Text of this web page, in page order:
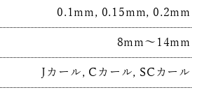
0.1mm, 0.15mm, 0.2mm
8mm～14mm
Jカール, Cカール, SCカール